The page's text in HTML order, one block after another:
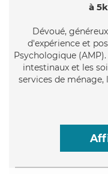
à
Dévoué,
d'expérience et
Psychologique
intestinaux et les
services de ménage,